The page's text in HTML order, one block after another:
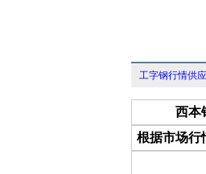
工字钢行情供
西本
根据市场行